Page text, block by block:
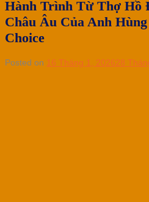
Hành Trình Từ Thợ Hồ
Châu Âu Của Anh Hùng
Choice
Posted on 16 Tháng 1, 202628